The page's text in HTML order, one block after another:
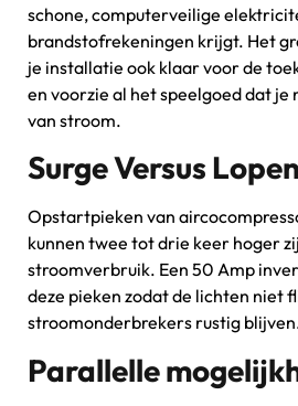
schone, computerveilige
brandstofrekeningen krijgt. Het
je installatie ook klaar voor de
en voorzie al het speelgoed dat
van stroom.
Surge Versus
Opstartpieken van
kunnen twee tot drie keer hoger
stroomverbruik. Een 50 Amp
deze pieken zodat de lichten niet
stroomonderbrekers rustig
Parallelle